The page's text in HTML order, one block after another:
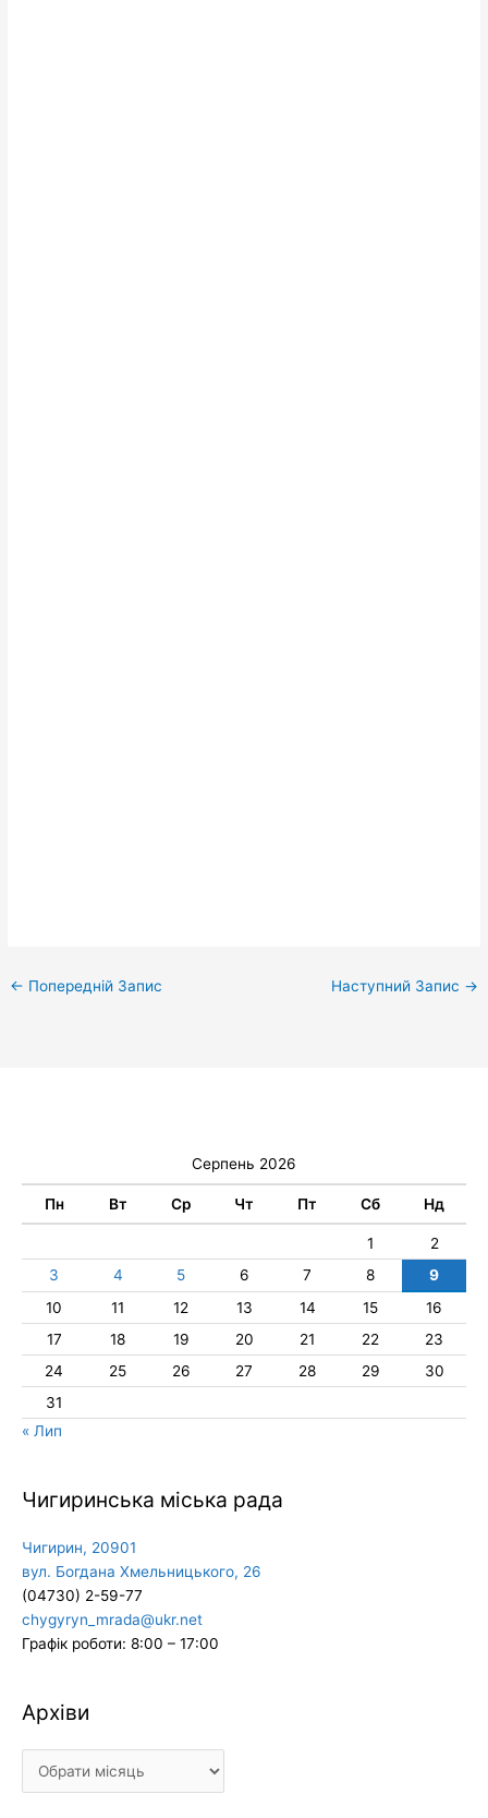
← Попередній Запис Наступний Запис →
Серпень 2026
Пн Вт Ср Чт Пт Сб Нд
1
2
3
4 5 6 7 8
9
10
11 12 13 14 15
16
17
18 19 20 21 22
23
24
25 26 27 28 29
30
31
« Лип
Чигиринська міська рада
Чигирин, 20901
вул. Богдана Хмельницького, 26
(04730) 2-59-77
chygyryn_mrada@ukr.net
Графік роботи: 8:00 – 17:00
Архіви
Архіви